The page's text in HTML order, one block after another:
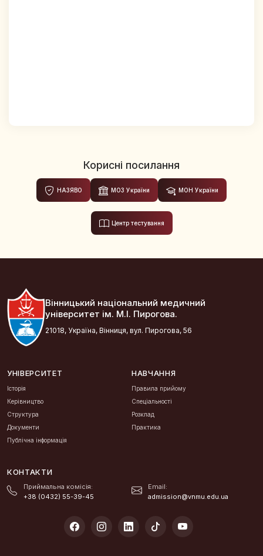
Корисні посилання
НАЗЯВО МОЗ України МОН України
Центр тестування
Вінницький національний медичний
університет ім. М.І. Пирогова.
21018, Україна, Вінниця, вул. Пирогова, 56
УНІВЕРСИТЕТ
Історія
Керівництво
Структура
Документи
Публічна інформація
НАВЧАННЯ
Правила прийому
Спеціальності
Розклад
Практика
КОНТАКТИ
Приймальна комісія:
+38 (0432) 55-39-45
Email:
admission@vnmu.edu.ua